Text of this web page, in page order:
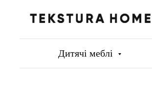
Дитячі меблі